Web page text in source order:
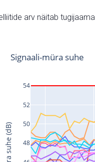
arv näitab